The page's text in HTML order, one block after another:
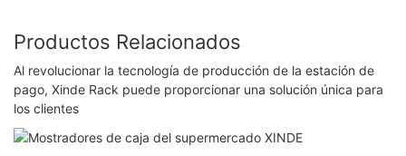
Productos Relacionados
Al revolucionar la tecnología de producción de la estación de
pago, Xinde Rack puede proporcionar una solución única para
los clientes